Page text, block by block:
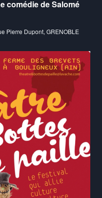
comédie de Salomé
Pierre Dupont, GRENOBLE